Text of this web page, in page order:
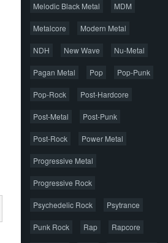
cкачиваний: 52
Melodic Black Metal MDM
Metalcore Modern Metal
NDH New Wave Nu-Metal
Pagan Metal Pop Pop-Punk
Pop-Rock Post-Hardcore
Post-Metal Post-Punk
Post-Rock Power Metal
Progressive Metal
Progressive Rock
Psychedelic Rock Psytrance
Punk Rock Rap Rapcore